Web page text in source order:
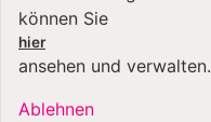
können Sie
hier
ansehen und verwalten.
Ablehnen